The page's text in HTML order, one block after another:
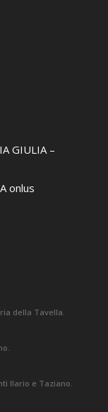
GIULIA –
onlus
della Tavella.
Ilario e Taziano.